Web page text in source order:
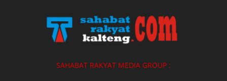
SAHABAT RAKYAT MEDIA GROUP :